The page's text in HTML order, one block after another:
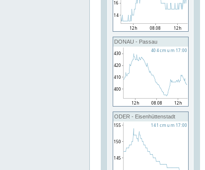
DONAU - Passau
ODER - Eisenhüttenstadt